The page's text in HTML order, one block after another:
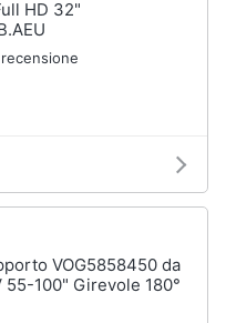
HD 32"
recensione
VOG5858450 da
55-100" Girevole 180°